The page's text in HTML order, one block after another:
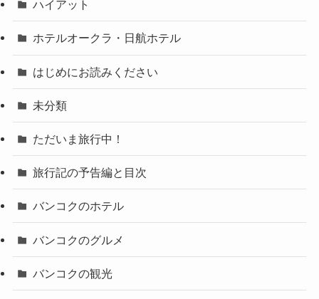
ハイアット
ホテルオークラ・日航ホテル
はじめにお読みください
未分類
ただいま旅行中！
旅行記の予告編と目次
バンコクのホテル
バンコクのグルメ
バンコクの観光